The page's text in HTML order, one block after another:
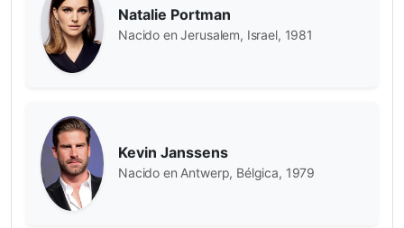
Natalie Portman
Nacido en Jerusalem, Israel, 1981
Kevin Janssens
Nacido en Antwerp, Bélgica, 1979